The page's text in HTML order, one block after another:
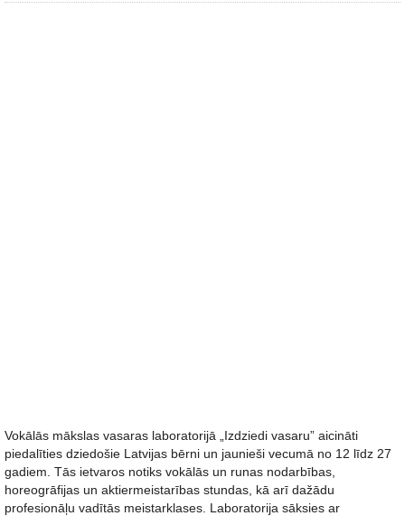
Vokālās mākslas vasaras laboratorijā „Izdziedi vasaru” aicināti
piedalīties dziedošie Latvijas bērni un jaunieši vecumā no 12 līdz 27
gadiem. Tās ietvaros notiks vokālās un runas nodarbības,
horeogrāfijas un aktiermeistarības stundas, kā arī dažādu
profesionāļu vadītās meistarklases. Laboratorija sāksies ar